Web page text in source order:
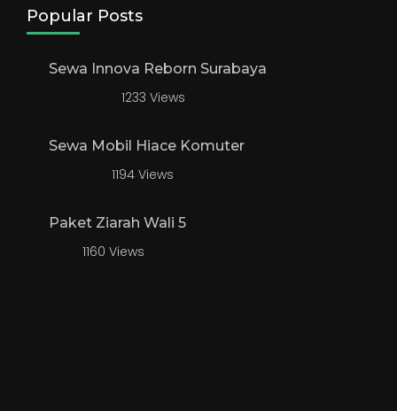
Popular Posts
Sewa Innova Reborn Surabaya
1233 Views
Sewa Mobil Hiace Komuter
1194 Views
Paket Ziarah Wali 5
1160 Views